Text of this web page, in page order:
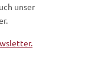
unser